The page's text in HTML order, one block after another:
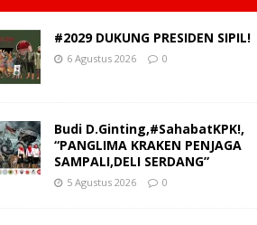
#2029 DUKUNG PRESIDEN SIPIL!
6 Agustus 2026 0
Budi D.Ginting,#SahabatKPK!,
“PANGLIMA KRAKEN PENJAGA
SAMPALI,DELI SERDANG”
5 Agustus 2026 0